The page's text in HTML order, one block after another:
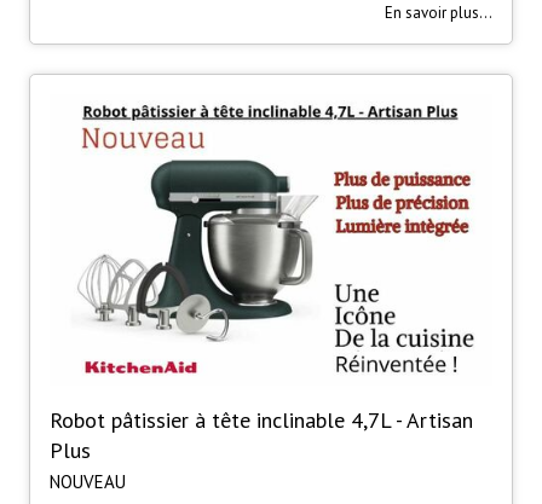
En savoir plus...
Robot pâtissier à tête inclinable 4,7L - Artisan
Plus
NOUVEAU